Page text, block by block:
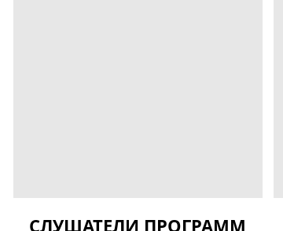
СЛУШАТЕЛИ ПРОГРАММ